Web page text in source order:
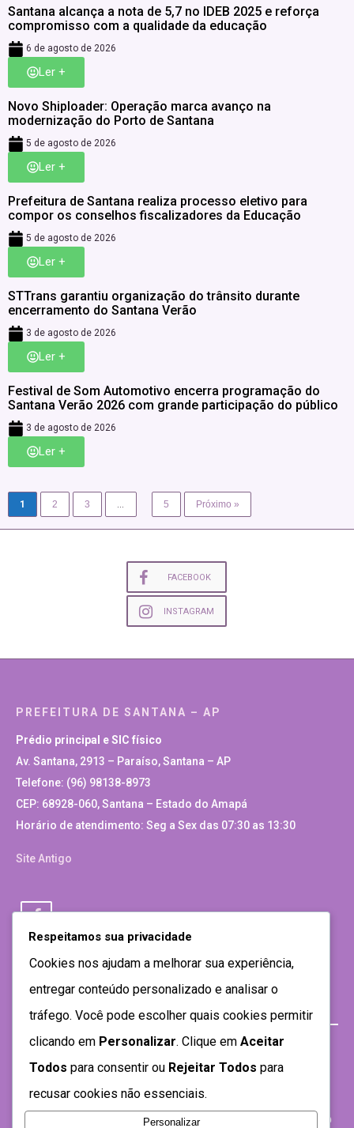
Santana alcança a nota de 5,7 no IDEB 2025 e reforça
compromisso com a qualidade da educação
6 de agosto de 2026
Ler +
Novo Shiploader: Operação marca avanço na
modernização do Porto de Santana
5 de agosto de 2026
Ler +
Prefeitura de Santana realiza processo eletivo para
compor os conselhos fiscalizadores da Educação
5 de agosto de 2026
Ler +
STTrans garantiu organização do trânsito durante
encerramento do Santana Verão
3 de agosto de 2026
Ler +
Festival de Som Automotivo encerra programação do
Santana Verão 2026 com grande participação do público
3 de agosto de 2026
Ler +
1 2 3 … 5 Próximo »
FACEBOOK
INSTAGRAM
PREFEITURA DE SANTANA – AP
Prédio principal e SIC físico
Av. Santana, 2913 – Paraíso, Santana – AP
Telefone: (96) 98138-8973
CEP: 68928-060, Santana – Estado do Amapá
Horário de atendimento: Seg a Sex das 07:30 as 13:30
Site Antigo
Respeitamos sua privacidade
Cookies nos ajudam a melhorar sua experiência,
entregar conteúdo personalizado e analisar o
tráfego. Você pode escolher quais cookies permitir
clicando em Personalizar. Clique em Aceitar
Todos para consentir ou Rejeitar Todos para
recusar cookies não essenciais.
Personalizar